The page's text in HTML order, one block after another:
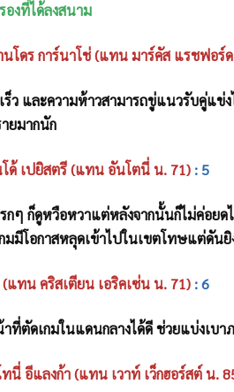
องที่ได้ลงสนาม
นโดร การ์นาโช่ (แทน มาร์คัส แรชฟอร์
ร็ว และความห้าวสามารถขู่แนวรับคู่แข่
ยมากนัก
ด้ เปยิสตรี (แทน อันโตนี่ น. 71) : 5
กๆ ก็ดูหวือหวาแต่หลังจากนั้นก็ไม่ค่อย
มมีโอกาสหลุดเข้าไปในเขตโทษแต่ดันยิ
(แทน คริสเตียน เอริคเซ่น น. 71) : 6
ที่ตัดเกมในแดนกลางได้ดี ช่วยแบ่งเบา
นี่ อีแลงก้า (แทน เวาท์ เว็กฮอร์สต์ น.